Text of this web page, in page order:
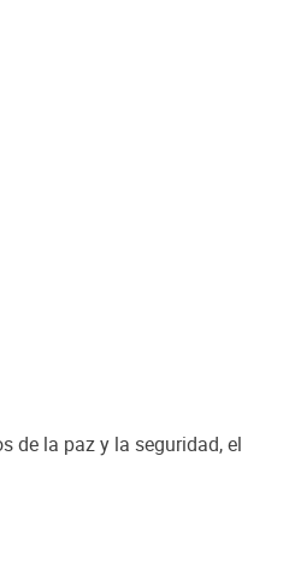
de la paz y la seguridad, el